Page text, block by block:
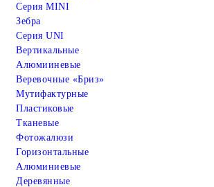
Серия MINI
Зебра
Серия UNI
Вертикальные
Алюмииневые
Веревочные «Бриз»
Мутифактурные
Пластиковые
Тканевые
Фотожалюзи
Горизонтальные
Алюминиевые
Деревянные